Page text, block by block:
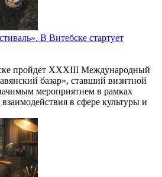
В Витебске стартует
пройдет XXXIII Международный
базар», ставший визитной
мероприятием в рамках
в сфере культуры и